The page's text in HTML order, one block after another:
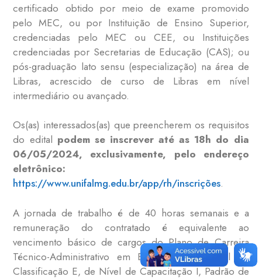
certificado obtido por meio de exame promovido
pelo MEC, ou por Instituição de Ensino Superior,
credenciadas pelo MEC ou CEE, ou Instituições
credenciadas por Secretarias de Educação (CAS); ou
pós-graduação lato sensu (especialização) na área de
Libras, acrescido de curso de Libras em nível
intermediário ou avançado.
Os(as) interessados(as) que preencherem os requisitos
do edital podem se inscrever até as 18h do dia
06/05/2024, exclusivamente, pelo endereço
eletrônico:
https://www.unifalmg.edu.br/app/rh/inscrições.
A jornada de trabalho é de 40 horas semanais e a
remuneração do contratado é equivalente ao
vencimento básico de cargos do Plano de Carreira
Técnico-Administrativo em Educação, de Nível de
Classificação E, de Nível de Capacitação I, Padrão de